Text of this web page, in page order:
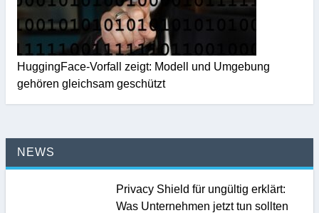
HuggingFace-Vorfall zeigt: Modell und Umgebung
gehören gleichsam geschützt
NEWS
Privacy Shield für ungültig erklärt:
Was Unternehmen jetzt tun sollten